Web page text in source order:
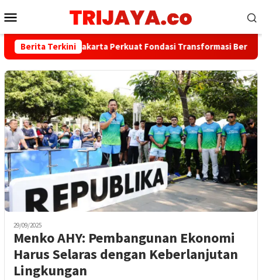
ke
Mobile
Berita Terkini
Bank Jakarta Perkuat Fondasi Transformasi
29/09/2025
Menko AHY: Pembangunan Ekonomi
Harus Selaras dengan Keberlanjutan
Lingkungan